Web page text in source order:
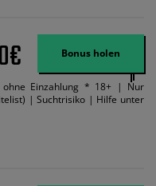
Bonus holen
ohne Einzahlung * 18+ | Nur
| Suchtrisiko | Hilfe unter